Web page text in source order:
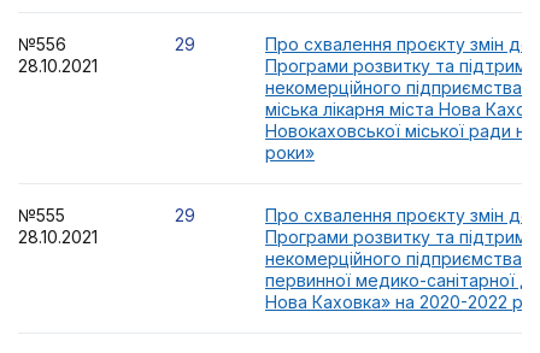
№556
28.10.2021
29
Про схвалення проєкту змін до
Програми розвитку та
некомерційного підприємства
міська лікарня міста Нова
Новокаховської міської ради
роки»
№555
28.10.2021
29
Про схвалення проєкту змін до
Програми розвитку та
некомерційного підприємства
первинної медико-санітарної
Нова Каховка» на 2020-2022